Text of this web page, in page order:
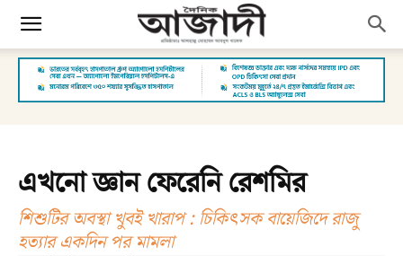
এখনো জ্ঞান ফেরেনি রেশমির
শিশুটির অবস্থা খুবই খারাপ : চিকিৎসক বায়েজিদে রাজু
হত্যার একদিন পর মামলা